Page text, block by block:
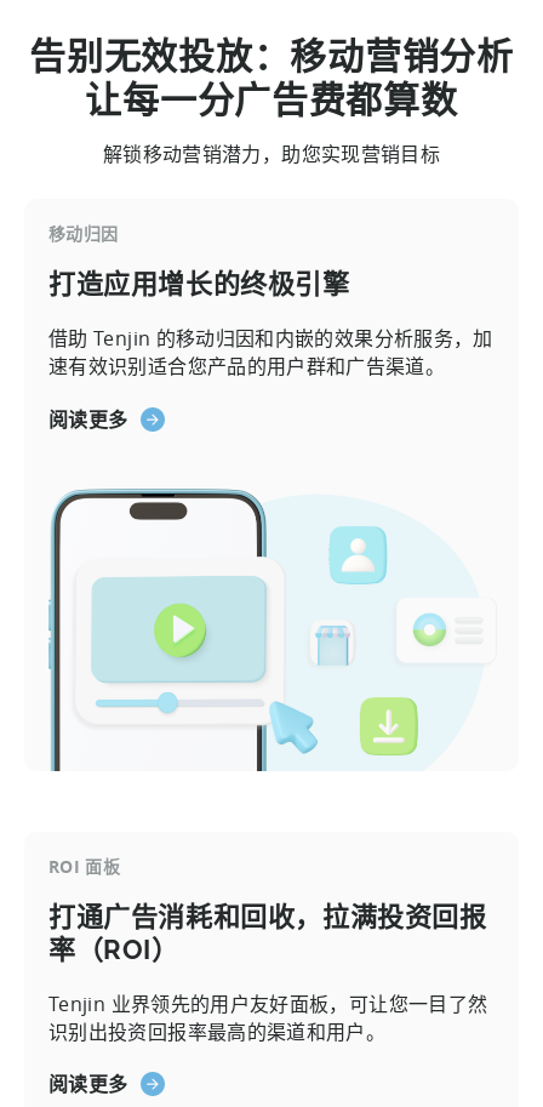
告别无效投放：移动营销分析
让每一分广告费都算数
解锁移动营销潜力，助您实现营销目标
移动归因
打造应用增长的终极引擎
借助 Tenjin 的移动归因和内嵌的效果分析服务，加
速有效识别适合您产品的用户群和广告渠道。
阅读更多
ROI 面板
打通广告消耗和回收，拉满投资回报
率（ROI）
Tenjin 业界领先的用户友好面板，可让您一目了然
识别出投资回报率最高的渠道和用户。
阅读更多